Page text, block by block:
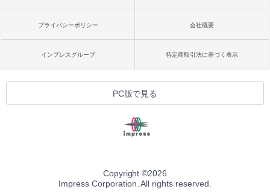
プライバシーポリシー 会社概要
インプレスグループ 特定商取引法に基づく表示
PC版で見る
Copyright ©2026
Impress Corporation. All rights reserved.